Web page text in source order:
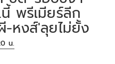
พรีเมียร์ลีก
-หงส์'ลุยไม่ยั้ง
น.